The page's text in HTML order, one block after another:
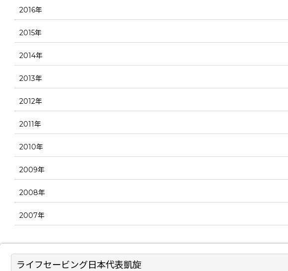
ライフセービング日本代表凱旋
2016年
2015年
2014年
2013年
2012年
2011年
2010年
2009年
2008年
2007年